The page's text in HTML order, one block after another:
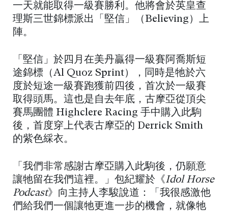
一天就能取得一級賽勝利。他將會於英皇查
理斯三世錦標派出「堅信」（Believing）上
陣。
「堅信」於四月在美丹贏得一級賽阿喬斯短
途錦標（Al Quoz Sprint），同時是牠於六
度於短途一級賽跑獲前四後，首次於一級賽
取得頭馬。這也是自去年底，古摩亞從頂尖
賽馬團體 Highclere Racing 手中購入此駒
後，首度穿上代表古摩亞的 Derrick Smith
的紫色綵衣。
「我們非常感謝古摩亞購入此駒後，仍願意
讓牠留在我們這裡。」包紀耀於《Idol Horse
Podcast》向主持人李駿說道：「我很感激他
們給我們一個讓牠更進一步的機會，就像牠